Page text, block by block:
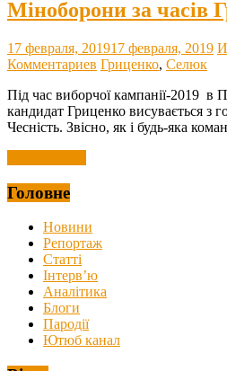
Міноборони за часів
17 февраля, 201917 февраля, 2019
Комментариев Гриценко, Селюк
Під час виборчої кампанії-2019 в
кандидат Гриценко висувається з
Чесність. Звісно, як і будь-яка
Головне
Новини
Репортаж
Статті
Інтерв’ю
Аналітика
Блоги
Пародії
Ютюб канал